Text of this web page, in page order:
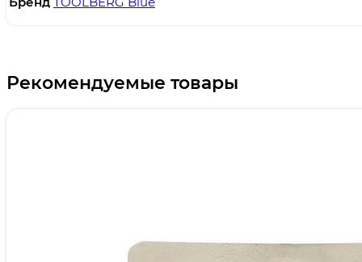
Рекомендуемые товары